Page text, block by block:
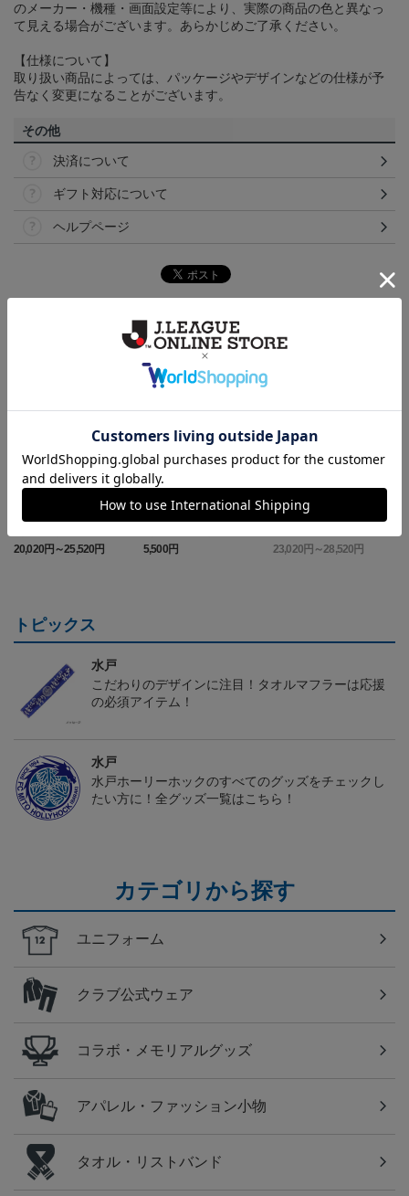
のメーカー・機種・画面設定等により、実際の商品の色と異なっ
て見える場合がございます。あらかじめご了承ください。
【仕様について】
取り扱い商品によっては、パッケージやデザインなどの仕様が予
告なく変更になることがございます。
その他
決済について
ギフト対応について
ヘルプページ
センティックユニフォー
ム FP 1st
20,020円～25,520円
キッズユニフォーム FP1s
5,500円
ンティックユニフォーム
FP 1st
23,020円～28,520円
トピックス
水戸
こだわりのデザインに注目！タオルマフラーは応援
の必須アイテム！
水戸
水戸ホーリーホックのすべてのグッズをチェックし
たい方に！全グッズ一覧はこちら！
カテゴリから探す
ユニフォーム
クラブ公式ウェア
コラボ・メモリアルグッズ
アパレル・ファッション小物
タオル・リストバンド